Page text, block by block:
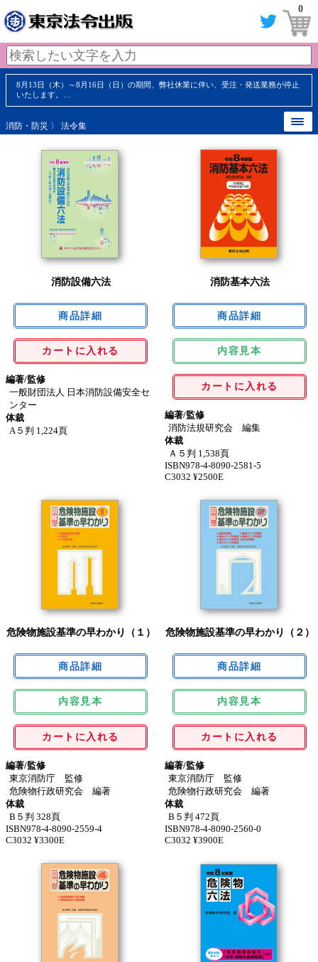
0
8月13日（木）～8月16日（日）の期間、弊社休業に伴い、受注・発送業務が停止
いたします。…
消防・防災 〉 法令集
消防設備六法
カートに入れる
編著/監修
一般財団法人 日本消防設備安全セ
ンター
体裁
A５判 1,224頁
消防基本六法
内容見本
カートに入れる
編著/監修
消防法規研究会 編集
体裁
Ａ５判 1,538頁
ISBN978-4-8090-2581-5
C3032 ¥2500E
危険物施設基準の早わかり（１）
内容見本
カートに入れる
編著/監修
東京消防庁 監修
危険物行政研究会 編著
体裁
B５判 328頁
ISBN978-4-8090-2559-4
C3032 ¥3300E
危険物施設基準の早わかり（２）
内容見本
カートに入れる
編著/監修
東京消防庁 監修
危険物行政研究会 編著
体裁
B５判 472頁
ISBN978-4-8090-2560-0
C3032 ¥3900E